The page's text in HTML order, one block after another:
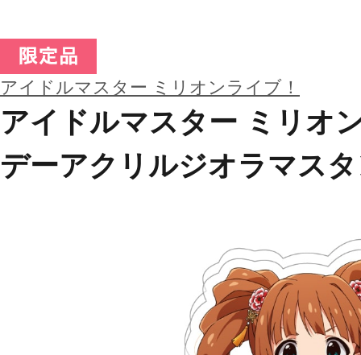
アイドルマスター ミリオンライブ！
アイドルマスター ミリオ
デーアクリルジオラマス